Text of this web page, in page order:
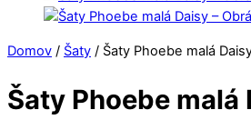
Domov / Šaty / Šaty Phoebe malá
Šaty Phoebe malá